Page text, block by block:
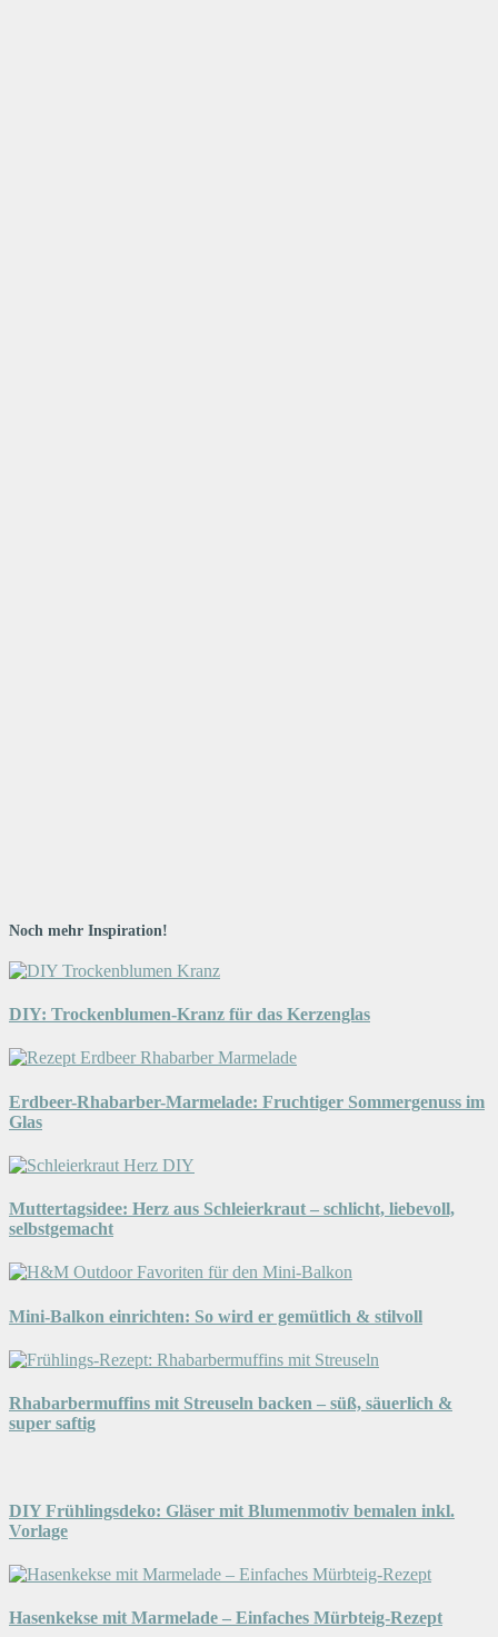
Noch mehr Inspiration!
DIY: Trockenblumen-Kranz für das Kerzenglas
Erdbeer-Rhabarber-Marmelade: Fruchtiger Sommergenuss im
Glas
Muttertagsidee: Herz aus Schleierkraut – schlicht, liebevoll,
selbstgemacht
Mini-Balkon einrichten: So wird er gemütlich & stilvoll
Rhabarbermuffins mit Streuseln backen – süß, säuerlich &
super saftig
DIY Frühlingsdeko: Gläser mit Blumenmotiv bemalen inkl.
Vorlage
Hasenkekse mit Marmelade – Einfaches Mürbteig-Rezept